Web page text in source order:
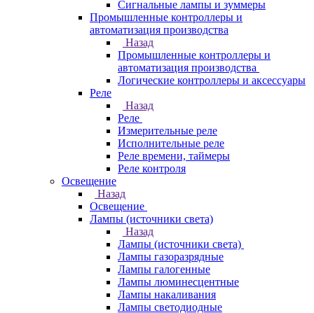
Сигнальные лампы и зуммеры
Промышленные контроллеры и
автоматизация производства
Назад
Промышленные контроллеры и
автоматизация производства
Логические контроллеры и аксессуары
Реле
Назад
Реле
Измерительные реле
Исполнительные реле
Реле времени, таймеры
Реле контроля
Освещение
Назад
Освещение
Лампы (источники света)
Назад
Лампы (источники света)
Лампы газоразрядные
Лампы галогенные
Лампы люминесцентные
Лампы накаливания
Лампы светодиодные